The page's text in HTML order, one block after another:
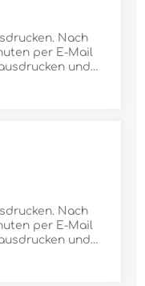
Nach
per E-Mail
und
Nach
per E-Mail
und